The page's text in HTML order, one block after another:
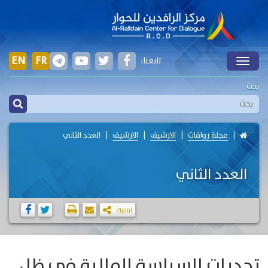
Toggle
EN FR تابعنا:
بحث:
مجلة رواقات الارشيف الارشيف العدد الثاني
العدد الثاني
اشترك